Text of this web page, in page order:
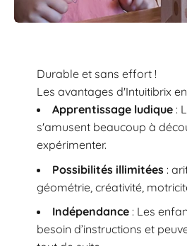
Durable et sans effort !
Les avantages d'Intuitibrix
Apprentissage ludique :
s'amusent beaucoup à
expérimenter.
Possibilités illimitées :
géométrie, créativité,
Indépendance : Les
besoin d’instructions et